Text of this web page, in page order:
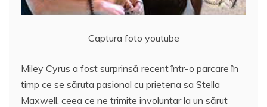
Captura foto youtube
Miley Cyrus a fost surprinsă recent într-o parcare în
timp ce se săruta pasional cu prietena sa Stella
Maxwell, ceea ce ne trimite involuntar la un sărut